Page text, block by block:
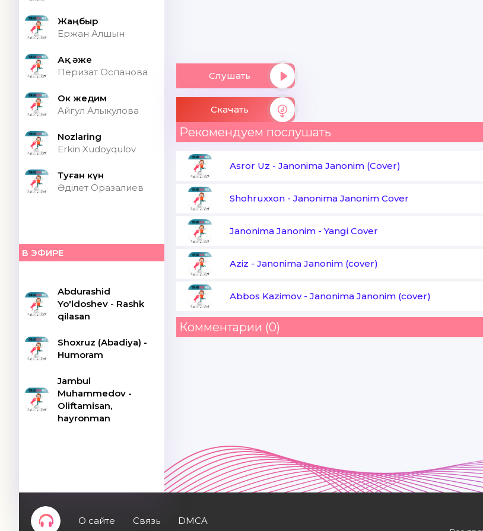
Жаңбыр
Ержан Алшын
Ақ әже
Перизат Оспанова
Ок жедим
Айгул Алыкулова
Nozlaring
Erkin Xudoyqulov
Туған күн
Әділет Оразалиев
В ЭФИРЕ
Abdurashid
Yo'ldoshev - Rashk
qilasan
Shoxruz (Abadiya) -
Humoram
Jambul
Muhammedov -
Oliftamisan,
hayronman
Слушать
Скачать
Рекомендуем послушать
Asror Uz - Janonima Janonim (Cover)
Shohruxxon - Janonima Janonim Cover
Janonima Janonim -Yangi Cover
Aziz - Janonima Janonim (cover)
Abbos Kazimov- Janonima Janonim (cover)
Комментарии (0)
О сайте Связь DMCA